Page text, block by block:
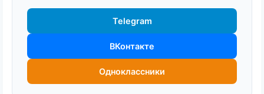
Telegram
ВКонтакте
Одноклассники